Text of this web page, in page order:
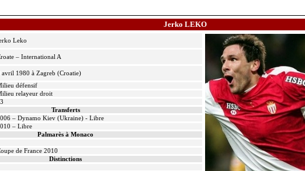
Jerko LEKO
Leko
– International A
avril 1980 à Zagreb (Croatie)
défensif
relayeur droit
Transferts
– Dynamo Kiev (Ukraine) - Libre
– Libre
Palmarès à Monaco
de France 2010
Distinctions